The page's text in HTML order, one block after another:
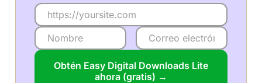
Obtén Easy Digital Downloads Lite
ahora (gratis) →